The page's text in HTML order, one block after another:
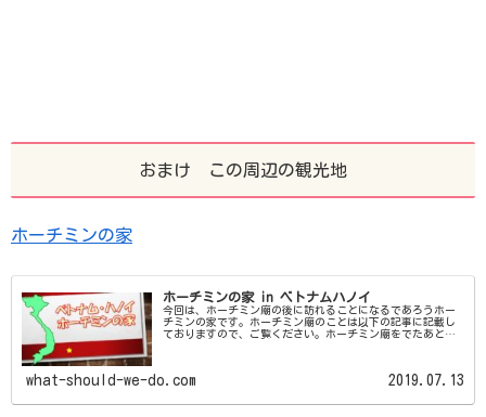
おまけ この周辺の観光地
ホーチミンの家
ホーチミンの家 in ベトナムハノイ
今回は、ホーチミン廟の後に訪れることになるであろうホー
チミンの家です。ホーチミン廟のことは以下の記事に記載し
ておりますので、ご覧ください。ホーチミン廟をでたあと
what-should-we-do.com 2019.07.13